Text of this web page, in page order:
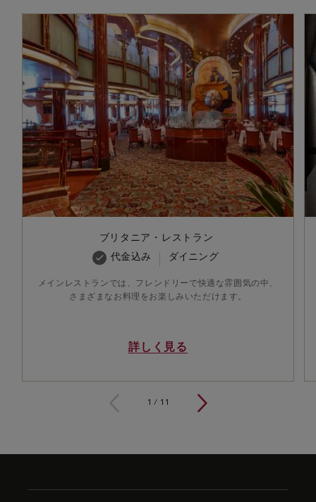
ブリタニア・レストラン
代金込み
ダイニング
メインレストランでは、フレンドリーで快適な雰囲気の中、
さまざまなお料理をお楽しみいただけます。
詳しく見る
1 / 11
1 / 11